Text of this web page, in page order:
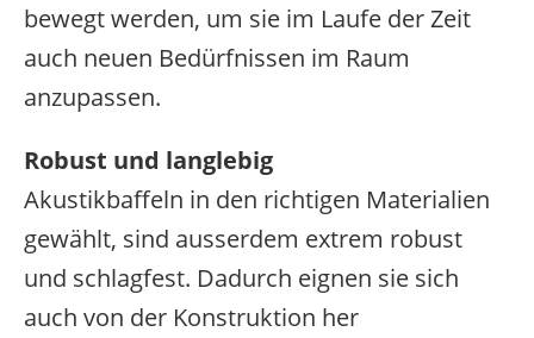
bewegt werden, um sie im Laufe der Zeit
auch neuen Bedürfnissen im Raum
anzupassen.
Robust und langlebig
Akustikbaffeln in den richtigen Materialien
gewählt, sind ausserdem extrem robust
und schlagfest. Dadurch eignen sie sich
auch von der Konstruktion her